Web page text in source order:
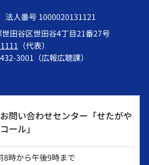
法人番号 1000020131121
田谷区世田谷4丁目21番27号
（代表）
3001（広報広聴課）
お問い合わせセンター「せたがや
コール」
時から午後9時まで